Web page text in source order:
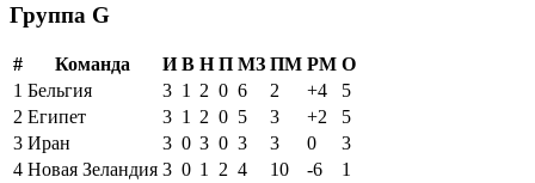
Группа G
# Команда И В Н П МЗ ПМ РМ О
1 Бельгия 3 1 2 0 6 2 +4
5
2 Египет 3 1 2 0 5 3 +2
5
3 Иран 3 0 3 0 3 3 0
3
4 Новая Зеландия 3 0 1 2 4 10 -6
1